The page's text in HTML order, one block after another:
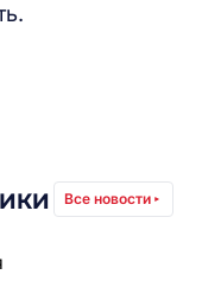
Все новости